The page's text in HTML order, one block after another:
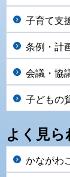
子育て支
条例・計
会議・協
子どもの
よく見
かながわ